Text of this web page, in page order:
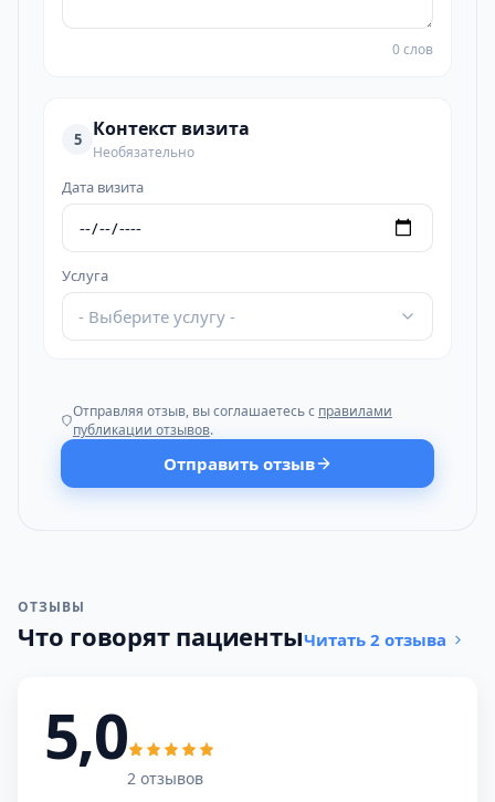
0 слов
5 Контекст визита
Необязательно
Дата визита
Услуга
- Выберите услугу -
Отправляя отзыв, вы соглашаетесь с правилами
публикации отзывов.
Отправить отзыв
ОТЗЫВЫ
Что говорят пациентыЧитать 2 отзыва
5,0
2 отзывов